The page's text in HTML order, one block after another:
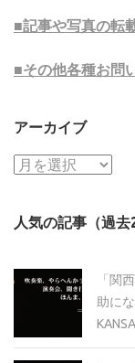
■記事や写真の転
■その他各種お問
アーカイブ
ア
イ
人気の記事（過去
「関
助に